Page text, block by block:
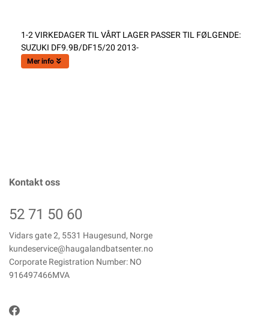
1-2 VIRKEDAGER TIL VÅRT LAGER PASSER TIL FØLGENDE:
SUZUKI DF9.9B/DF15/20 2013-
Mer info
Kontakt oss
52 71 50 60
Vidars gate 2, 5531 Haugesund, Norge
kundeservice@haugalandbatsenter.no
Corporate Registration Number: NO
916497466MVA